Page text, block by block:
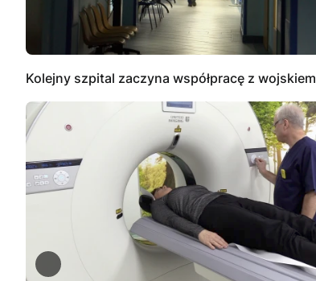
Kolejny szpital zaczyna współpracę z wojskiem